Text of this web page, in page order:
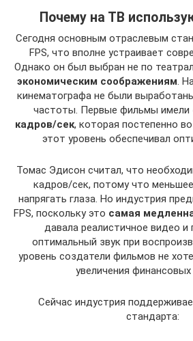
Почему на ТВ
Сегодня основным отраслевым
FPS, что вполне устраивает
Однако он был выбран не по
экономическим соображениям.
кинематографа не были
частоты. Первые фильмы имели
кадров/сек, которая постепенно
этот уровень обеспечивал
Томас Эдисон считал, что
кадров/сек, потому что
напрягать глаза. Но индустрия
FPS, поскольку это самая
давала реалистичное видео
оптимальный звук при
уровень создатели фильмов не
увеличения финансовых
Сейчас индустрия
стандарта: